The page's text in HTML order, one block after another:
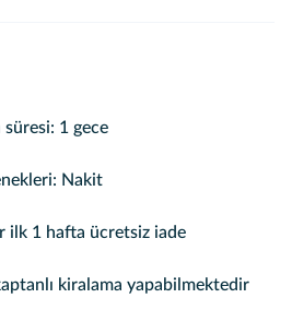
1 gece
Nakit
ilk 1 hafta ücretsiz iade
kiralama yapabilmektedir